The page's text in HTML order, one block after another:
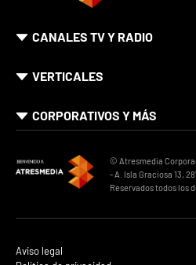
CANALES TV Y RADIO
VERTICALES
CORPORATIVOS Y MÁS
© Atresmedia
- A. Isla Graciosa 13,
Reservados todos los
Aviso legal